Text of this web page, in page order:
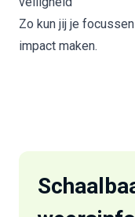
Zo kun jij je
impact maken.